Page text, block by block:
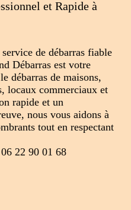
et Rapide à
de débarras fiable
Débarras est votre
débarras de maisons,
locaux commerciaux et
rapide et un
nous vous aidons à
tout en respectant
22 90 01 68